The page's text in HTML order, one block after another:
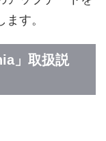
す。
」取扱説